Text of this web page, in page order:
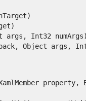
args, Int32
Object args,
property,